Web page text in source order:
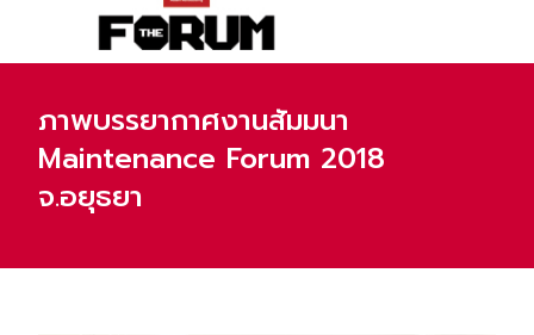
ภาพบรรยากาศงานสัมมนา
Maintenance Forum 2018
จ.อยุธยา